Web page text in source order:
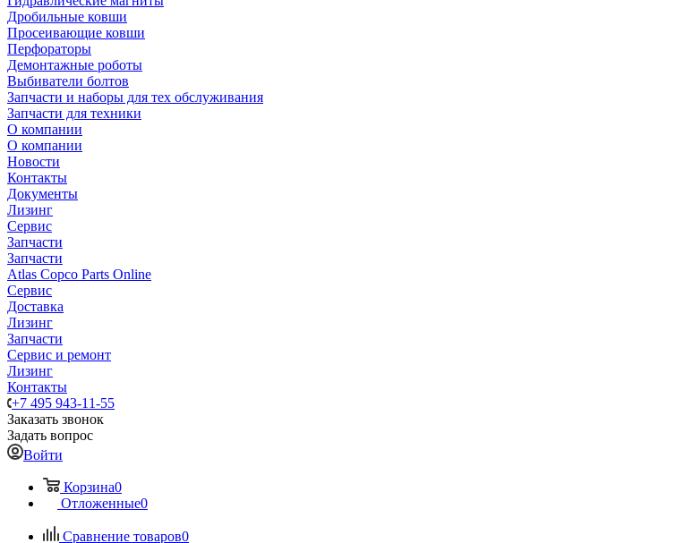
Дробильные ковши
Просеивающие ковши
Перфораторы
Демонтажные роботы
Выбиватели болтов
Запчасти и наборы для тех обслуживания
Запчасти для техники
О компании
О компании
Новости
Контакты
Документы
Лизинг
Сервис
Запчасти
Запчасти
Atlas Copco Parts Online
Сервис
Доставка
Лизинг
Запчасти
Сервис и ремонт
Лизинг
Контакты
+7 495 943-11-55
Заказать звонок
Задать вопрос
Войти
Корзина0
Отложенные0
Сравнение товаров0